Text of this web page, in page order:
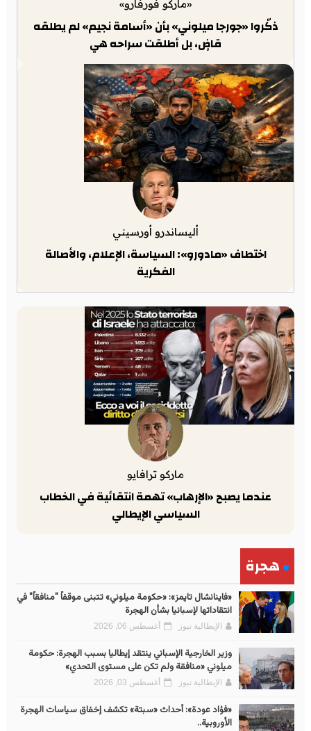
«ماركو فورفارو»
ذكّروا «جورجا ميلوني» بأن «أسامة نجيم» لم يطلقه
قاضٍ، بل أطلقت سراحه هي
أليساندرو أورسيني
اختطاف «مادورو»: السياسة، الإعلام، والأصالة
الفكرية
ماركو ترافايو
عندما يصبح «الإرهاب» تهمة انتقائية في الخطاب
السياسي الإيطالي
هجرة
«فاينانشال تايمز»: «حكومة ميلوني» تتبنى موقفاً "منافقاً" في
انتقاداتها لإسبانيا بشأن الهجرة
الإيطالية نيوز أغسطس 06, 2026
وزير الخارجية الإسباني ينتقد إيطاليا بسبب الهجرة: حكومة
ميلوني «منافقة ولم تكن على مستوى التحدي»
الإيطالية نيوز أغسطس 03, 2026
«فؤاد عودة»: أحداث «سبتة» تكشف إخفاق سياسات الهجرة
الأوروبية..